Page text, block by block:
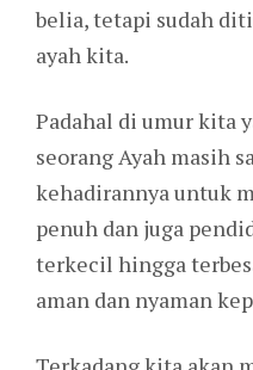
belia, tetapi sudah
ayah kita.
Padahal di umur kita
seorang Ayah masih
kehadirannya untuk
penuh dan juga
terkecil hingga
aman dan nyaman